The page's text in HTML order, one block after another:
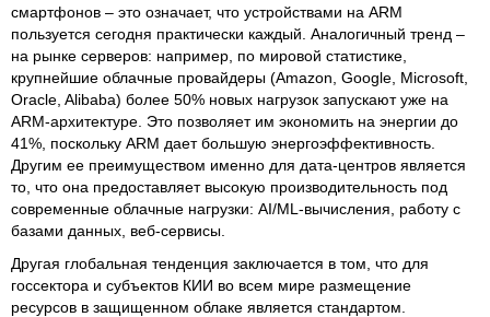
смартфонов – это означает, что устройствами на ARM
пользуется сегодня практически каждый. Аналогичный тренд –
на рынке серверов: например, по мировой статистике,
крупнейшие облачные провайдеры (Amazon, Google, Microsoft,
Oracle, Alibaba) более 50% новых нагрузок запускают уже на
ARM-архитектуре. Это позволяет им экономить на энергии до
41%, поскольку ARM дает большую энергоэффективность.
Другим ее преимуществом именно для дата-центров является
то, что она предоставляет высокую производительность под
современные облачные нагрузки: AI/ML-вычисления, работу с
базами данных, веб-сервисы.
Другая глобальная тенденция заключается в том, что для
госсектора и субъектов КИИ во всем мире размещение
ресурсов в защищенном облаке является стандартом.